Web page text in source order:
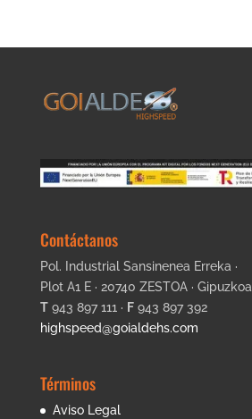
Contáctanos
Pol. Industrial Sansinenea Erreka ·
Plot A1 E · 20740 ZESTOA · Gipuzkoa
T943 897 111 · F943 897 392
highspeed@goialdehs.com
Términos
Aviso Legal